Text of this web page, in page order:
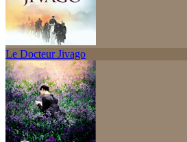
Le Docteur Jivago